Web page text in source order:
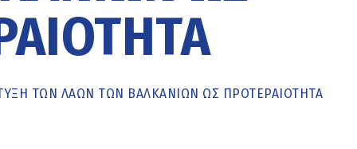
ΤΩΝ ΛΑΏΝ ΤΩΝ ΒΑΛΚΑΝΊΩΝ ΩΣ ΠΡΟΤΕΡΑΙΌΤΗΤΑ